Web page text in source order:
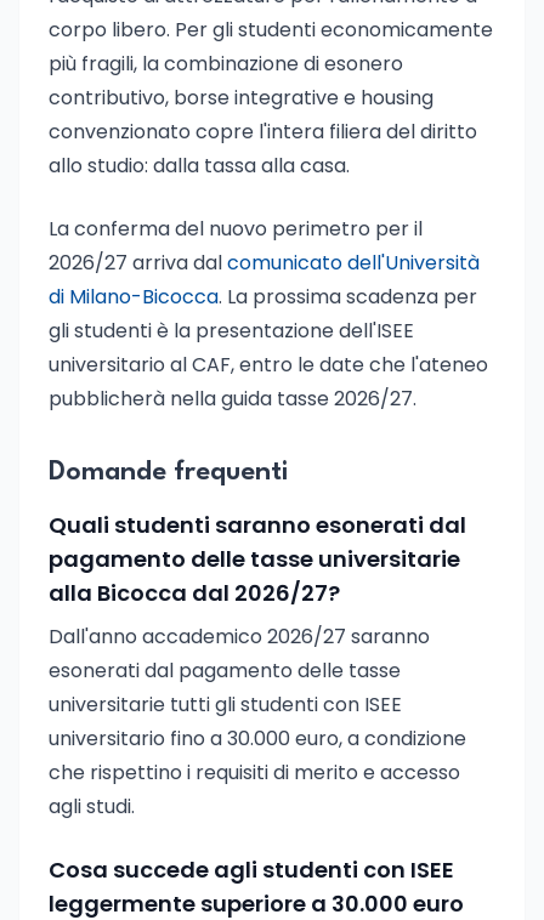
corpo libero. Per gli studenti economicamente
più fragili, la combinazione di esonero
contributivo, borse integrative e housing
convenzionato copre l'intera filiera del diritto
allo studio: dalla tassa alla casa.
La conferma del nuovo perimetro per il
2026/27 arriva dalcomunicato dell'Università
di Milano-Bicocca. La prossima scadenza per
gli studenti è la presentazione dell'ISEE
universitario al CAF, entro le date che l'ateneo
pubblicherà nella guida tasse 2026/27.
Domande frequenti
Quali studenti saranno esonerati dal
pagamento delle tasse universitarie
alla Bicocca dal 2026/27?
Dall'anno accademico 2026/27 saranno
esonerati dal pagamento delle tasse
universitarie tutti gli studenti con ISEE
universitario fino a 30.000 euro, a condizione
che rispettino i requisiti di merito e accesso
agli studi.
Cosa succede agli studenti con ISEE
leggermente superiore a 30.000 euro